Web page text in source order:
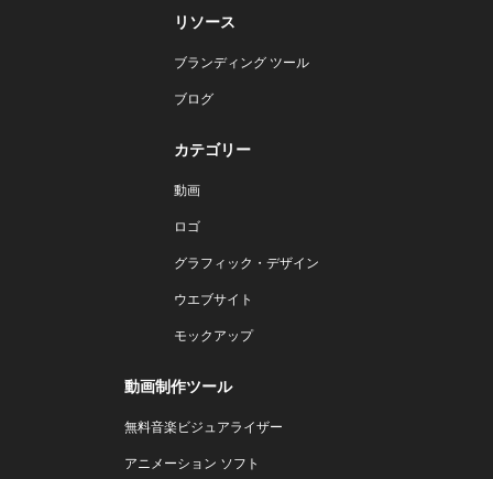
リソース
ブランディング ツール
ブログ
カテゴリー
動画
ロゴ
グラフィック・デザイン
ウエブサイト
モックアップ
動画制作ツール
無料音楽ビジュアライザー
アニメーション ソフト